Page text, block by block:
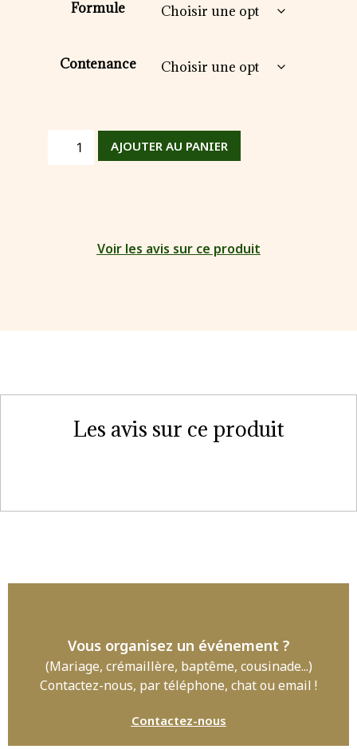
Formule
Contenance
AJOUTER AU PANIER
Voir les avis sur ce produit
Les avis sur ce produit
Vous organisez un événement ?
(Mariage, crémaillère, baptême, cousinade...)
Contactez-nous, par téléphone, chat ou email !
Contactez-nous